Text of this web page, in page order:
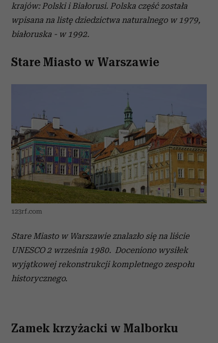
krajów: Polski i Białorusi. Polska część została
wpisana na listę dziedzictwa naturalnego w 1979,
białoruska - w 1992.
Stare Miasto w Warszawie
123rf.com
Stare Miasto w Warszawie znalazło się na liście
UNESCO 2 września 1980. Doceniono wysiłek
wyjątkowej rekonstrukcji kompletnego zespołu
historycznego.
Zamek krzyżacki w Malborku